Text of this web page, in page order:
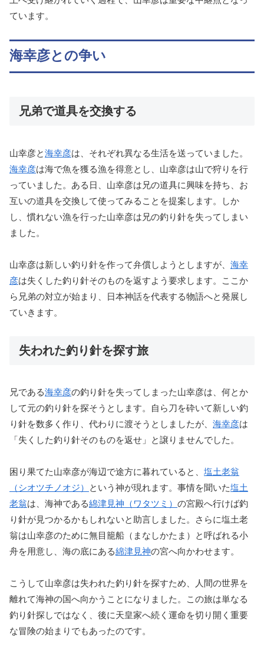
ています。
海幸彦との争い
兄弟で道具を交換する
山幸彦と海幸彦は、それぞれ異なる生活を送っていました。
海幸彦は海で魚を獲る漁を得意とし、山幸彦は山で狩りを行
っていました。ある日、山幸彦は兄の道具に興味を持ち、お
互いの道具を交換して使ってみることを提案します。しか
し、慣れない漁を行った山幸彦は兄の釣り針を失ってしまい
ました。
山幸彦は新しい釣り針を作って弁償しようとしますが、 海幸
彦は失くした釣り針そのものを返すよう要求します。ここか
ら兄弟の対立が始まり、日本神話を代表する物語へと発展し
ていきます。
失われた釣り針を探す旅
兄である海幸彦の釣り針を失ってしまった山幸彦は、何とか
して元の釣り針を探そうとします。自ら刀を砕いて新しい釣
り針を数多く作り、代わりに渡そうとしましたが、 海幸彦は
「失くした釣り針そのものを返せ」と譲りませんでした。
困り果てた山幸彦が海辺で途方に暮れていると、 塩土老翁
（シオツチノオジ）
という神が現れます。事情を聞いた塩土
老翁は、海神である綿津見神（ワタツミ） の宮殿へ行けば釣
り針が見つかるかもしれないと助言しました。さらに塩土老
翁は山幸彦のために無目籠船（まなしかたま）と呼ばれる小
舟を用意し、海の底にある綿津見神の宮へ向かわせます。
こうして山幸彦は失われた釣り針を探すため、人間の世界を
離れて海神の国へ向かうことになりました。この旅は単なる
釣り針探しではなく、後に天皇家へ続く運命を切り開く重要
な冒険の始まりでもあったのです。